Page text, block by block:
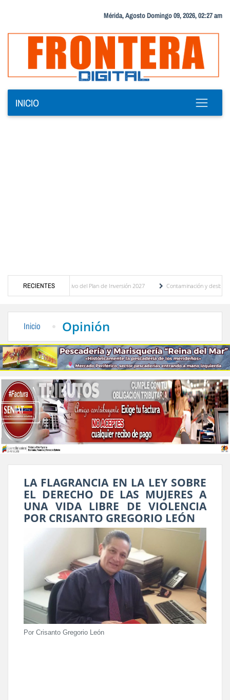
Mérida, Agosto Domingo 09, 2026, 02:27 am
INICIO
RECIENTES
participativo del Plan de Inversión 2027
Contaminación y desbordamiento de
Inicio Opinión
LA FLAGRANCIA EN LA LEY SOBRE
EL DERECHO DE LAS MUJERES A
UNA VIDA LIBRE DE VIOLENCIA
POR CRISANTO GREGORIO LEÓN
Por Crisanto Gregorio León